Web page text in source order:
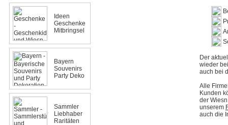
Ideen
Geschenke
Mitbringsel
Bayern
Souvenirs
Party Deko
Sammler
Liebhaber
Raritäten
Der
wieder
auch bei
Alle
Kunden
der
unserem
auch die